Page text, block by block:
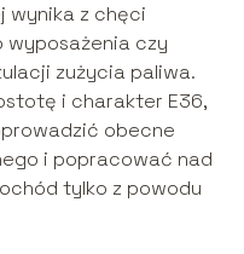
wynika z chęci
wyposażenia czy
zużycia paliwa.
i charakter E36,
obecne
i popracować nad
tylko z powodu